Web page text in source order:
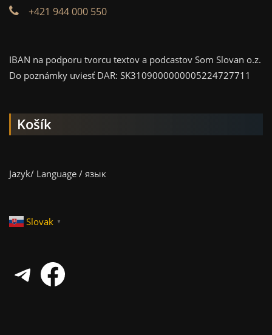
+421 944 000 550
IBAN na podporu tvorcu textov a podcastov Som Slovan o.z.
Do poznámky uviesť DAR: SK3109000000005224727711
Košík
Jazyk/ Language / язык
Slovak ▼
Telegram
Facebook